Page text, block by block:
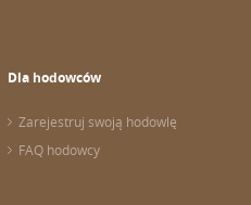
Dla hodowców
Zarejestruj swoją hodowlę
FAQ hodowcy